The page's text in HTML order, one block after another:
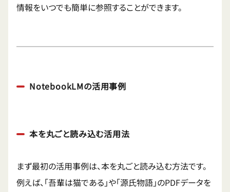
情報をいつでも簡単に参照することができます。
NotebookLMの活用事例
本を丸ごと読み込む活用法
まず最初の活用事例は、本を丸ごと読み込む方法です。
例えば、「吾輩は猫である」や「源氏物語」のPDFデータを